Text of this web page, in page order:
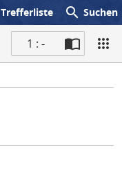
Trefferliste search Suchen
1 : -